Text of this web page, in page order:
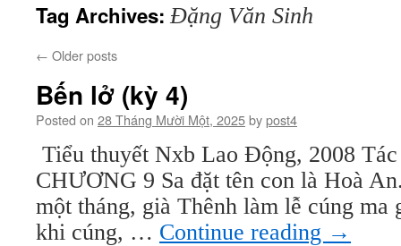
Tag Archives:Đặng Văn Sinh
← Older posts
Bến lở (kỳ 4)
Posted on 28 Tháng Mười Một, 2025bypost4
Tiểu thuyết Nxb Lao Động, 2008
CHƯƠNG 9 Sa đặt tên con là Hoà
một tháng, già Thênh làm lễ cúng
khi cúng, … Continue reading →